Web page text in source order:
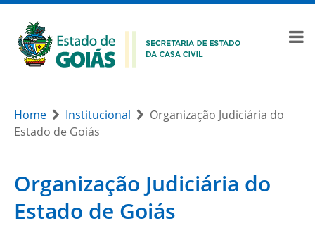
Home Institucional
Organização Judiciária do
Estado de Goiás
Organização Judiciária do
Estado de Goiás